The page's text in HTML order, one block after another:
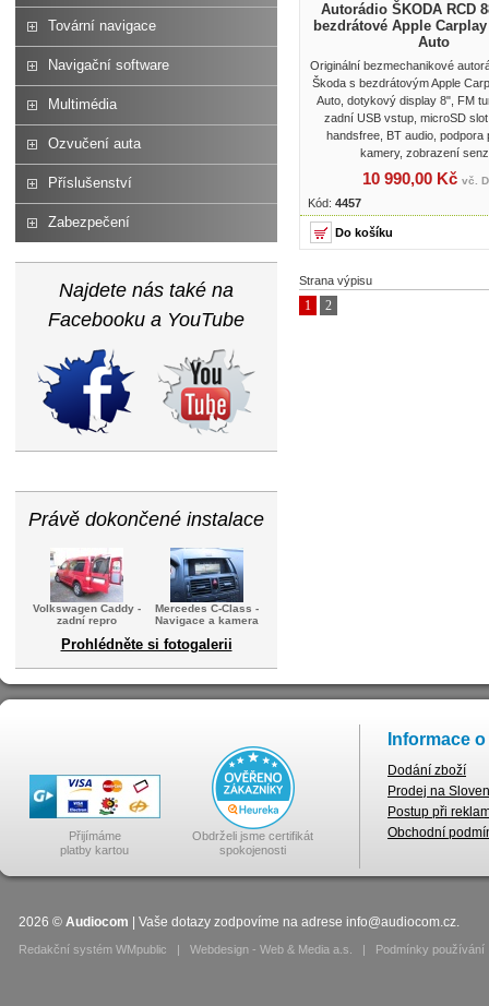
Tovární navigace
Navigační software
Multimédia
Ozvučení auta
Příslušenství
Zabezpečení
Najdete nás také na
Facebooku a YouTube
Právě dokončené instalace
Volkswagen Caddy -
zadní repro
Mercedes C-Class -
Navigace a kamera
Prohlédněte si fotogalerii
Autorádio ŠKODA RCD
bezdrátové Apple
Auto
Originální bezmechanikové
Škoda s bezdrátovým Apple
Auto, dotykový display 8", FM
zadní USB vstup, microSD
handsfree, BT audio, podpora
kamery, zobrazení
10 990,00 Kč vč.
Kód: 4457
Strana výpisu
1 2
Přijímáme
platby kartou
Obdrželi jsme certifikát
spokojenosti
Informace
Dodání zboží
Prodej na
Postup při
Obchodní
2026 © Audiocom | Vaše dotazy zodpovíme na adrese info@audiocom.cz.
Redakční systém WMpublic | Webdesign - Web & Media a.s. | Podmínky používání